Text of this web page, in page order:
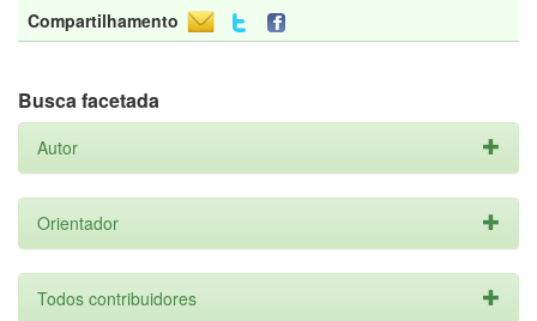
Compartilhamento
Busca facetada
Autor
Orientador
Todos contribuidores